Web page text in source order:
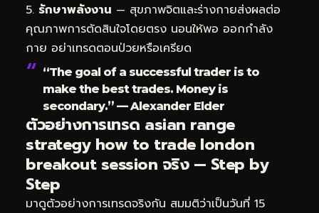
รักษาพลังงาน — สุขภาพจิตและร่างกายส่งผลต่อ
คุณภาพการตัดสินใจโดยตรง นอนให้พอ ออกกำลัง
กาย อย่าเทรดตอนป่วยหรือเครียด
“The goal of a successful trader is to
make the best trades. Money is
secondary.” — Alexander Elder
ตัวอย่างการเทรด asian range
strategy how to trade london
breakout session จริง — Step by
Step
มาดูตัวอย่างการเทรดจริงกัน สมมติว่าเป็นวันที่ 15